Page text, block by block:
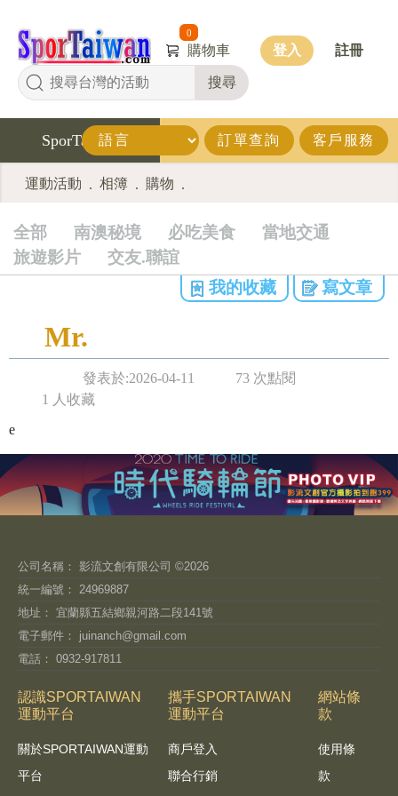
搜尋
0
購物車 登入 註冊
SporTaiwan 訂單查詢 客戶服務
運動活動 . 相簿 . 購物 .
全部 南澳秘境 必吃美食
當地交通
旅遊影片
交友.聯誼
我的收藏
寫文章
Mr.
發表於:2026-04-11
73 次點閱
1 人收藏
e
公司名稱： 影流文創有限公司 ©2026
統一編號： 24969887
地址： 宜蘭縣五結鄉親河路二段141號
電子郵件： juinanch@gmail.com
電話： 0932-917811
認識SPORTAIWAN
運動平台
關於SPORTAIWAN運動
平台
攜手SPORTAIWAN
運動平台
商戶登入
聯合行銷
網站條
款
使用條
款